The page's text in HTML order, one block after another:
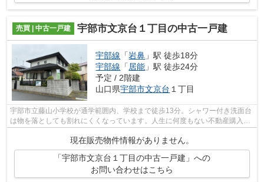
売買 | 中古一戸建 宇部市文京台１丁目の中古一戸建
宇部線 「岩鼻 」駅 徒歩18分
宇部線 「居能 」駅 徒歩24分
予定 / 2階建
山口県宇部市文京台 １丁目
宇部市立藤山小学校が通学範囲内、学校まで徒歩13分。シャワー付き洗面台
は物を落としても割れにくくなっています。人生に何度もない不動産購入だ
現在販売物件情報がありません。
「宇部市文京台１丁目の中古一戸建」への
お問い合わせはこちら